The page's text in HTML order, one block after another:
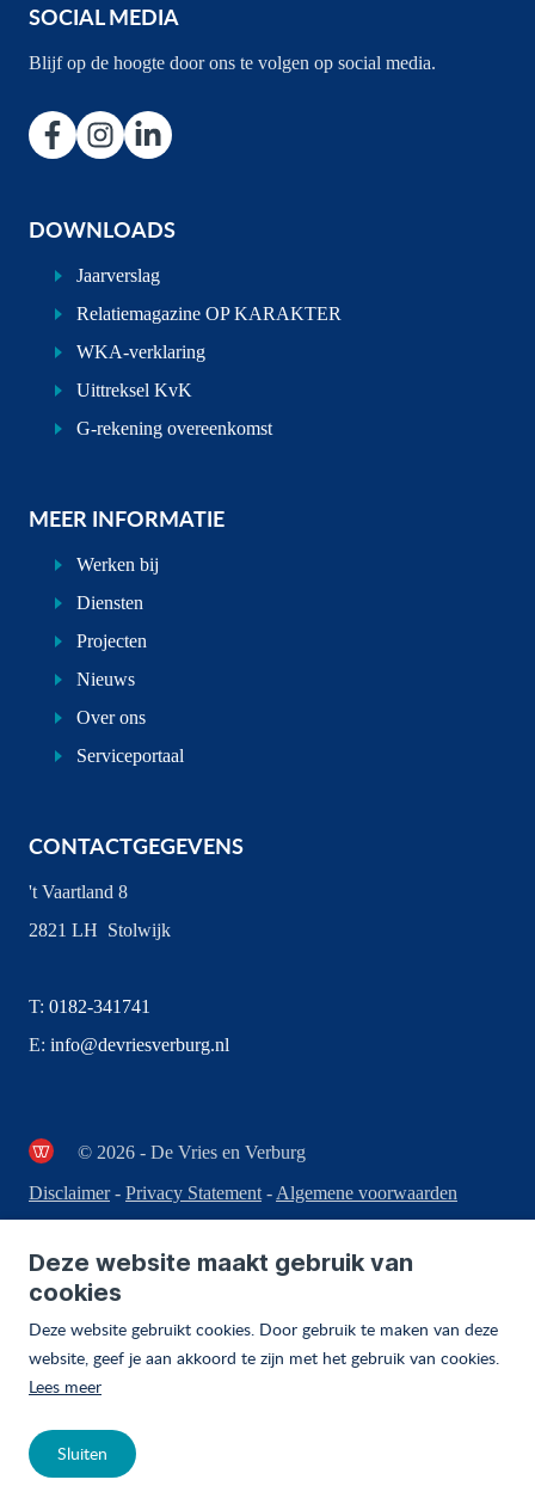
SOCIAL MEDIA
Blijf op de hoogte door ons te volgen op social media.
DOWNLOADS
Jaarverslag
Relatiemagazine OP KARAKTER
WKA-verklaring
Uittreksel KvK
G-rekening overeenkomst
MEER INFORMATIE
Werken bij
Diensten
Projecten
Nieuws
Over ons
Serviceportaal
CONTACTGEGEVENS
't Vaartland 8
2821 LH Stolwijk
T: 0182-341741
E: info@devriesverburg.nl
© 2026 - De Vries en Verburg
Disclaimer- Privacy Statement - Algemene voorwaarden
Deze website maakt gebruik van
cookies
Deze website gebruikt cookies. Door gebruik te maken van deze
website, geef je aan akkoord te zijn met het gebruik van cookies.
Lees meer
Sluiten